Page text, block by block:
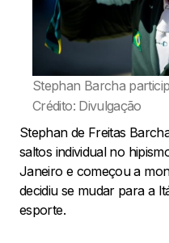
Stephan Barcha
Crédito: Divulgação
Stephan de Freitas
saltos individual no
Janeiro e começou a
decidiu se mudar para a
esporte.